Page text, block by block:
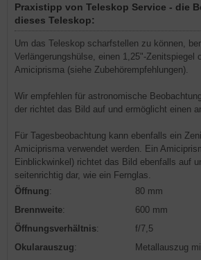
Praxistipp von Teleskop Service - die
dieses Teleskop:
Um das Teleskop scharfstellen zu können,
Verlängerungshülse, einen 1,25"-Zenitspiegel
Amiciprisma (siehe Zubehörempfehlungen).
Wir empfehlen für astronomische
der richtet das Bild auf und ermöglicht einen
Für Tagesbeobachtung kann ebenfalls ein
Amiciprisma verwendet werden. Ein
Einblickwinkel) richtet das Bild ebenfalls auf
seitenrichtig dar, wie ein Fernglas.
Öffnung:
80 mm
Brennweite:
600 mm
Öffnungsverhältnis:
f/7,5
Okularauszug:
Metallauszug